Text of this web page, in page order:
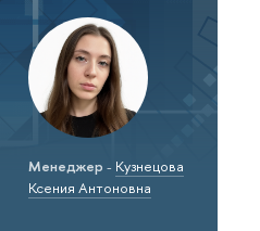
Менеджер - Кузнецова
Ксения Антоновна